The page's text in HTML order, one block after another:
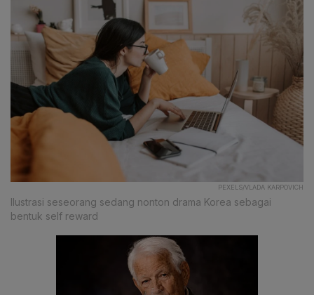
PEXELS/VLADA KARPOVICH
Ilustrasi seseorang sedang nonton drama Korea sebagai
bentuk self reward